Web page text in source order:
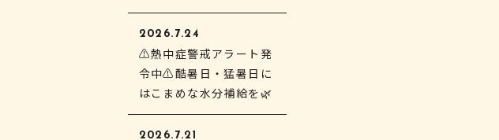
2026.7.24
⚠熱中症警戒アラート発
令中⚠酷暑日・猛暑日に
はこまめな水分補給を🌿
2026.7.21